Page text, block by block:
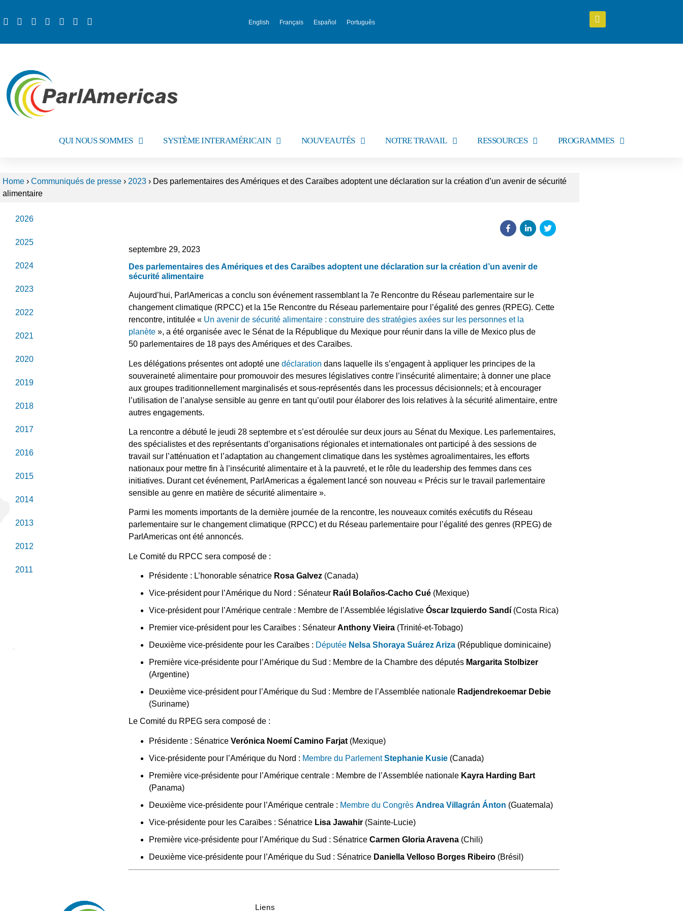
English Français Español Português
QUI NOUS SOMMES SYSTÈME INTERAMÉRICAIN NOUVEAUTÉS NOTRE TRAVAIL RESSOURCES PROGRAMMES
Home › Communiqués de presse › 2023 › Des parlementaires des Amériques et des Caraïbes adoptent une déclaration sur la création d’un avenir de sécurité
alimentaire
2026
2025
2024
2023
2022
2021
2020
2019
2018
2017
2016
2015
2014
2013
2012
2011
septembre 29, 2023
Des parlementaires des Amériques et des Caraïbes adoptent une déclaration sur la création d’un avenir de
sécurité alimentaire
Aujourd’hui, ParlAmericas a conclu son événement rassemblant la 7e Rencontre du Réseau parlementaire sur le
changement climatique (RPCC) et la 15e Rencontre du Réseau parlementaire pour l’égalité des genres (RPEG). Cette
rencontre, intitulée « Un avenir de sécurité alimentaire : construire des stratégies axées sur les personnes et la
planète », a été organisée avec le Sénat de la République du Mexique pour réunir dans la ville de Mexico plus de
50 parlementaires de 18 pays des Amériques et des Caraïbes.
Les délégations présentes ont adopté unedéclaration dans laquelle ils s’engagent à appliquer les principes de la
souveraineté alimentaire pour promouvoir des mesures législatives contre l’insécurité alimentaire; à donner une place
aux groupes traditionnellement marginalisés et sous-représentés dans les processus décisionnels; et à encourager
l’utilisation de l’analyse sensible au genre en tant qu’outil pour élaborer des lois relatives à la sécurité alimentaire, entre
autres engagements.
La rencontre a débuté le jeudi 28 septembre et s’est déroulée sur deux jours au Sénat du Mexique. Les parlementaires,
des spécialistes et des représentants d’organisations régionales et internationales ont participé à des sessions de
travail sur l’atténuation et l’adaptation au changement climatique dans les systèmes agroalimentaires, les efforts
nationaux pour mettre fin à l’insécurité alimentaire et à la pauvreté, et le rôle du leadership des femmes dans ces
initiatives. Durant cet événement, ParlAmericas a également lancé son nouveau « Précis sur le travail parlementaire
sensible au genre en matière de sécurité alimentaire ».
Parmi les moments importants de la dernière journée de la rencontre, les nouveaux comités exécutifs du Réseau
parlementaire sur le changement climatique (RPCC) et du Réseau parlementaire pour l’égalité des genres (RPEG) de
ParlAmericas ont été annoncés.
Le Comité du RPCC sera composé de :
Présidente : L’honorable sénatrice Rosa Galvez (Canada)
Vice-président pour l’Amérique du Nord : Sénateur Raúl Bolaños-Cacho Cué (Mexique)
Vice-président pour l’Amérique centrale : Membre de l’Assemblée législativeÓscar Izquierdo Sandí (Costa Rica)
Premier vice-président pour les Caraïbes : SénateurAnthony Vieira (Trinité-et-Tobago)
Deuxième vice-présidente pour les Caraïbes : Députée Nelsa Shoraya Suárez Ariza (République dominicaine)
Première vice-présidente pour l’Amérique du Sud : Membre de la Chambre des députés Margarita Stolbizer
(Argentine)
Deuxième vice-président pour l’Amérique du Sud : Membre de l’Assemblée nationale Radjendrekoemar Debie
(Suriname)
Le Comité du RPEG sera composé de :
Présidente : SénatriceVerónica Noemí Camino Farjat (Mexique)
Vice-présidente pour l’Amérique du Nord : Membre du Parlement Stephanie Kusie (Canada)
Première vice-présidente pour l’Amérique centrale : Membre de l’Assemblée nationale Kayra Harding Bart
(Panama)
Deuxième vice-présidente pour l’Amérique centrale : Membre du CongrèsAndrea Villagrán Ánton (Guatemala)
Vice-présidente pour les Caraïbes : Sénatrice Lisa Jawahir (Sainte-Lucie)
Première vice-présidente pour l’Amérique du Sud : SénatriceCarmen Gloria Aravena (Chili)
Deuxième vice-présidente pour l’Amérique du Sud : Sénatrice Daniella Velloso Borges Ribeiro (Brésil)
Liens